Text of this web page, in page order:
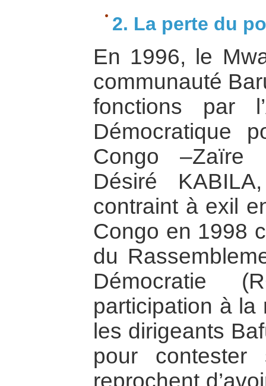
2. La perte du
En 1996, le
communauté
fonctions par
Démocratique
Congo –Zaïre
Désiré
contraint à exil
Congo en 1998
du
Démocratie
participation à la
les dirigeants
pour
reprochent